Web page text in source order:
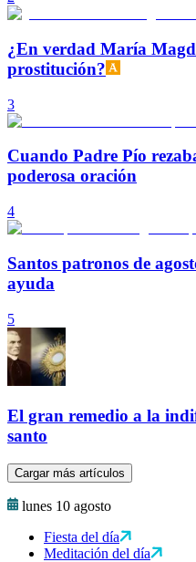
¿En verdad María
prostitución?
3
Cuando Padre Pío
poderosa oración
4
Santos patronos de
ayuda
5
El gran remedio a la
santo
Cargar más artículos
lunes 10 agosto
Fiesta del día
Meditación del día